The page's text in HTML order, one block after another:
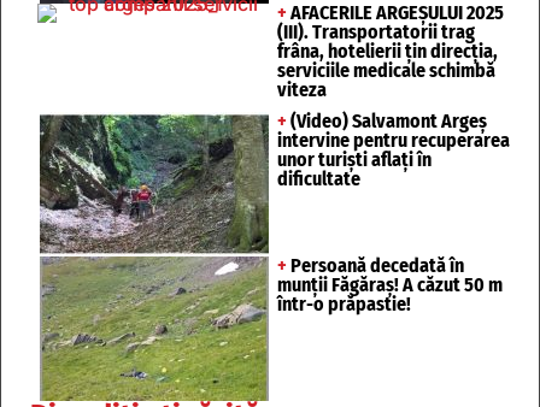
+ AFACERILE ARGEȘULUI 2025
(III). Transportatorii trag
frâna, hotelierii țin direcția,
serviciile medicale schimbă
viteza
+ (Video) Salvamont Argeș
intervine pentru recuperarea
unor turişti aflaţi în
dificultate
+ Persoană decedată în
munții Făgăraș! A căzut 50 m
într-o prăpastie!